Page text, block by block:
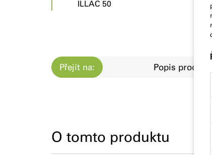
ILLAC 50
Přejít na: Popis produktu
O tomto produktu